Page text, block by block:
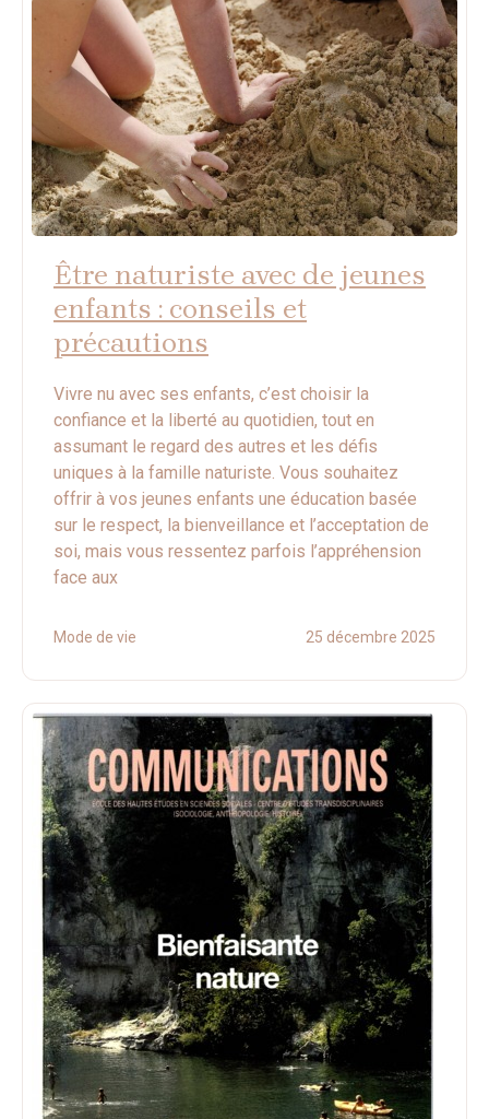
Être naturiste avec de jeunes
enfants : conseils et
précautions
Vivre nu avec ses enfants, c’est choisir la
confiance et la liberté au quotidien, tout en
assumant le regard des autres et les défis
uniques à la famille naturiste. Vous souhaitez
offrir à vos jeunes enfants une éducation basée
sur le respect, la bienveillance et l’acceptation de
soi, mais vous ressentez parfois l’appréhension
face aux
Mode de vie 25 décembre 2025